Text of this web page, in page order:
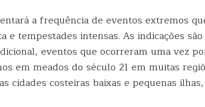
a frequência de eventos extremos
tempestades intensas. As indicações
eventos que ocorreram uma vez
em meados do século 21 em muitas
cidades costeiras baixas e pequenas